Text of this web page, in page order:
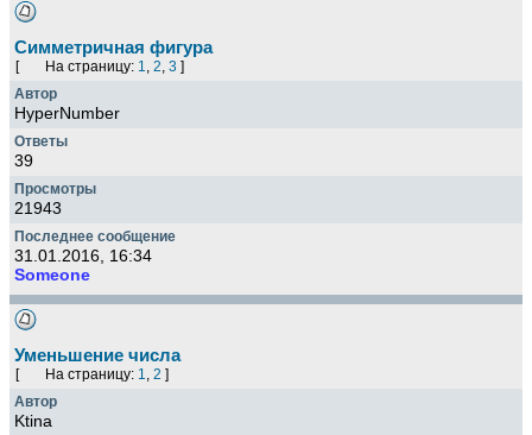
Симметричная фигура
[ На страницу: 1, 2, 3 ]
HyperNumber
39
21943
31.01.2016, 16:34
Someone
Уменьшение числа
[ На страницу: 1, 2 ]
Ktina